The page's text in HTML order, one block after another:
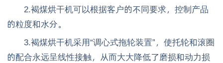
2.褐煤烘干机可以根据客户的不同要求，控制产品
的粒度和水分。
3.褐煤烘干机采用“调心式拖轮装置”，使托轮和滚圈
的配合永远呈线性接触，从而大大降低了磨损和动力损